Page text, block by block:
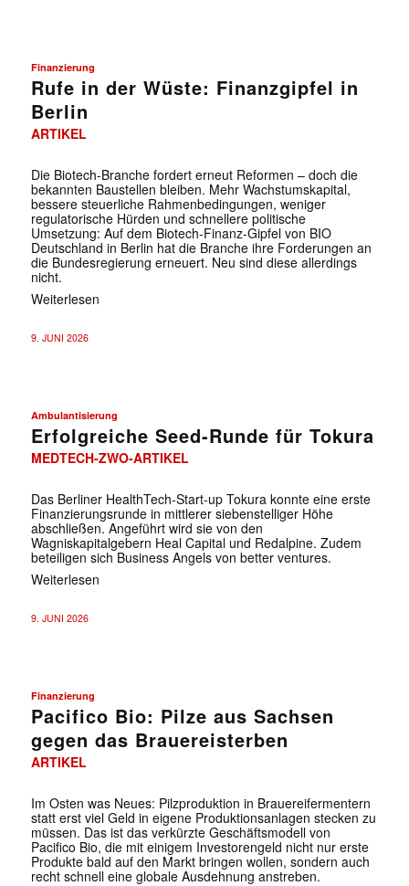
Finanzierung
Rufe in der Wüste: Finanzgipfel in
Berlin
ARTIKEL
Die Biotech-Branche fordert erneut Reformen – doch die
bekannten Baustellen bleiben. Mehr Wachstumskapital,
bessere steuerliche Rahmenbedingungen, weniger
regulatorische Hürden und schnellere politische
Umsetzung: Auf dem Biotech-Finanz-Gipfel von BIO
Deutschland in Berlin hat die Branche ihre Forderungen an
die Bundesregierung erneuert. Neu sind diese allerdings
nicht.
Weiterlesen
9. JUNI 2026
Ambulantisierung
Erfolgreiche Seed-Runde für Tokura
MEDTECH-ZWO-ARTIKEL
Das Berliner HealthTech-Start-up Tokura konnte eine erste
Finanzierungsrunde in mittlerer siebenstelliger Höhe
abschließen. Angeführt wird sie von den
Wagniskapitalgebern Heal Capital und Redalpine. Zudem
beteiligen sich Business Angels von better ventures.
Weiterlesen
9. JUNI 2026
Finanzierung
Pacifico Bio: Pilze aus Sachsen
gegen das Brauereisterben
ARTIKEL
Im Osten was Neues: Pilzproduktion in Brauereifermentern
statt erst viel Geld in eigene Produktionsanlagen stecken zu
müssen. Das ist das verkürzte Geschäftsmodell von
Pacifico Bio, die mit einigem Investorengeld nicht nur erste
Produkte bald auf den Markt bringen wollen, sondern auch
recht schnell eine globale Ausdehnung anstreben.